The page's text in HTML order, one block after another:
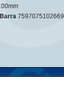
7597075102669